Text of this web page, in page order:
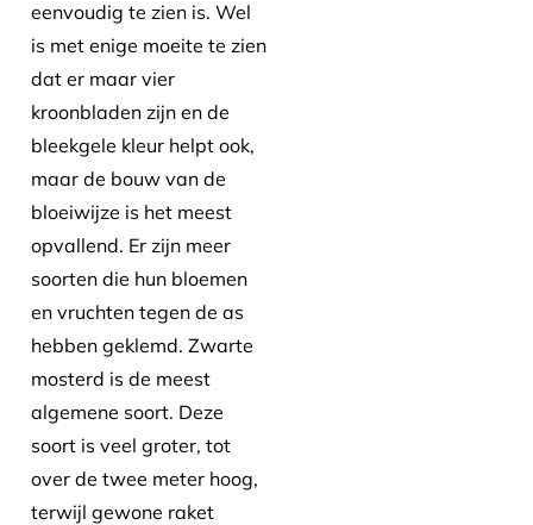
eenvoudig te zien is. Wel
is met enige moeite te zien
dat er maar vier
kroonbladen zijn en de
bleekgele kleur helpt ook,
maar de bouw van de
bloeiwijze is het meest
opvallend. Er zijn meer
soorten die hun bloemen
en vruchten tegen de as
hebben geklemd. Zwarte
mosterd is de meest
algemene soort. Deze
soort is veel groter, tot
over de twee meter hoog,
terwijl gewone raket